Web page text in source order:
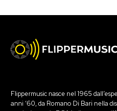
Flippermusic nasce nel 1965
anni ‘60, da Romano Di Bari nella